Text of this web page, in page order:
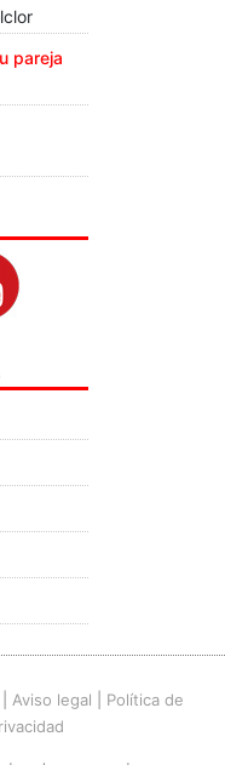
pareja
Aviso legal
Política de